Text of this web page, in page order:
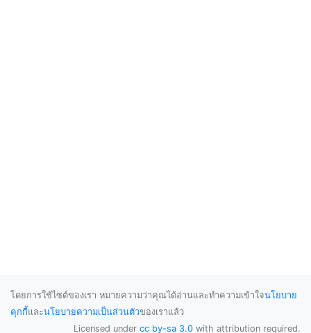
โดยการใช้ไซต์ของเรา หมายความว่าคุณได้อ่านและทำความเข้าใจนโยบาย
คุกกี้และนโยบายความเป็นส่วนตัวของเราแล้ว
Licensed under cc by-sa 3.0 with attribution required.